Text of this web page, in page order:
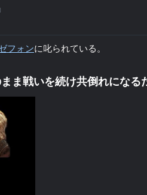
フォンに叱られている。
ま戦いを続け共倒れになる